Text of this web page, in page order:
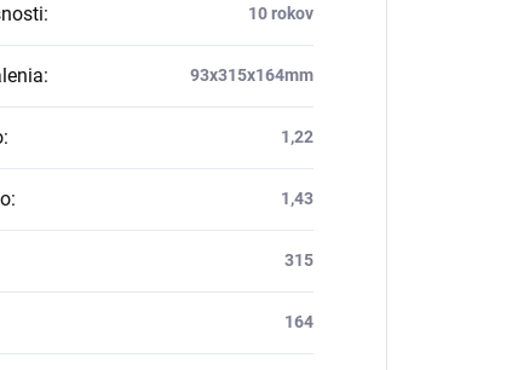
: 10 rokov
: 93x315x164mm
: 1,22
: 1,43
315
164